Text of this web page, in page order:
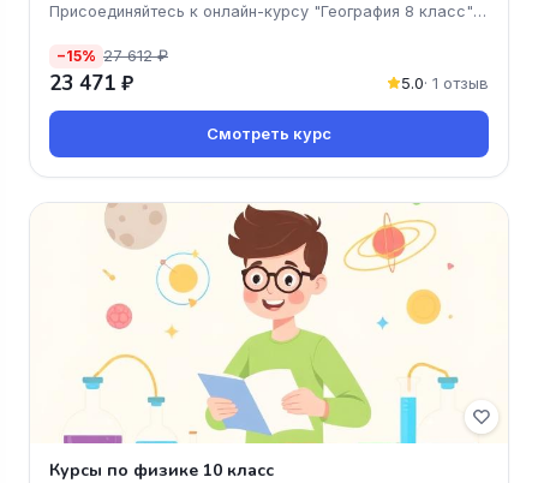
Присоединяйтесь к онлайн-курсу "География 8 класс"
−15% 27 612 ₽
23 471 ₽ 5.0· 1 отзыв
Смотреть курс
Курсы по физике 10 класс